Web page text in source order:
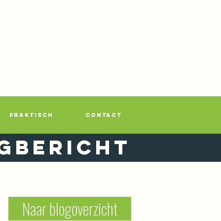
PRAKTISCH CONTACT
Naar blogoverzicht